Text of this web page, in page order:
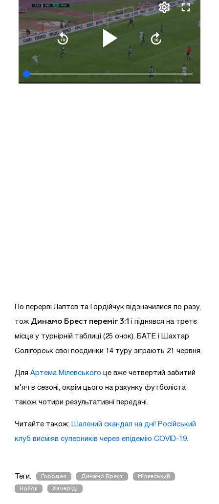
По перерві Лаптєв та Гордійчук відзначилися по разу,
тож Динамо Брест переміг 3:1 і піднявся на третє
місце у турнірній таблиці (25 очок). БАТЕ і Шахтар
Солігорськ свої поєдинки 14 туру зіграють 21 червня.
Для Артема Мілевського це вже четвертий забитий
м’яч в сезоні, окрім цього на рахунку футболіста
також чотири результативні передачі.
Читайте також: Шалений скандал на дні! Російський
клуб висміяв суперників через епідемію COVID-19
Теги: Городея Динамо Брест Мілевський
Нойок Хачеріді